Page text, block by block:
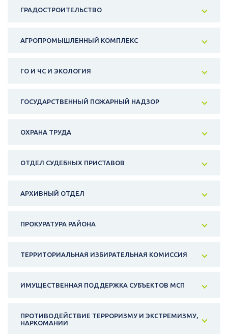
ГРАДОСТРОИТЕЛЬСТВО
АГРОПРОМЫШЛЕННЫЙ КОМПЛЕКС
ГО И ЧС И ЭКОЛОГИЯ
ГОСУДАРСТВЕННЫЙ ПОЖАРНЫЙ НАДЗОР
ОХРАНА ТРУДА
ОТДЕЛ СУДЕБНЫХ ПРИСТАВОВ
АРХИВНЫЙ ОТДЕЛ
ПРОКУРАТУРА РАЙОНА
ТЕРРИТОРИАЛЬНАЯ ИЗБИРАТЕЛЬНАЯ КОМИССИЯ
ИМУЩЕСТВЕННАЯ ПОДДЕРЖКА СУБЪЕКТОВ МСП
ПРОТИВОДЕЙСТВИЕ ТЕРРОРИЗМУ И ЭКСТРЕМИЗМУ,
НАРКОМАНИИ